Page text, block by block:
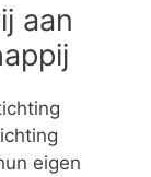
aan
eigen